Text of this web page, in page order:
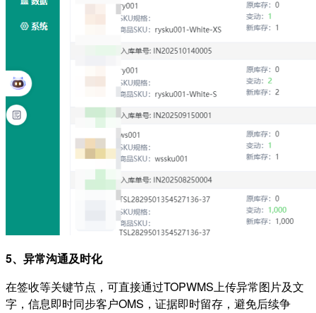
5、 异常沟通及时化
在签收等关键节点，可直接通过TOPWMS上传异常图片及文
字，信息即时同步客户OMS，证据即时留存，避免后续争